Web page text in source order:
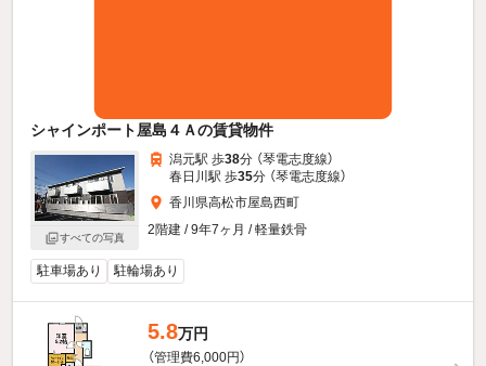
シャインポート屋島４Ａの賃貸物件
すべての写真
潟元駅 歩38分 （琴電志度線）
春日川駅 歩35分 （琴電志度線）
香川県高松市屋島西町
2階建 / 9年7ヶ月 / 軽量鉄骨
駐車場あり 駐輪場あり
5.8万円
（管理費6,000円）